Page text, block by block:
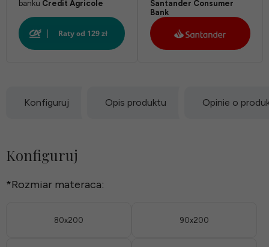
Biały:
banku Credit Agricole
Santander Consumer
Bank
Konfiguruj Opis produktu Opinie o
Konfiguruj
*Rozmiar materaca:
80x200 90x200